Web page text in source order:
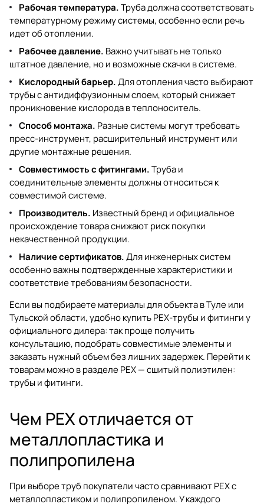
Рабочая температура.Труба должна соответствовать
температурному режиму системы, особенно если речь
идет об отоплении.
Рабочее давление. Важно учитывать не только
штатное давление, но и возможные скачки в системе.
Кислородный барьер.Для отопления часто выбирают
трубы с антидиффузионным слоем, который снижает
проникновение кислорода в теплоноситель.
Способ монтажа. Разные системы могут требовать
пресс-инструмент, расширительный инструмент или
другие монтажные решения.
Совместимость с фитингами.Труба и
соединительные элементы должны относиться к
совместимой системе.
Производитель. Известный бренд и официальное
происхождение товара снижают риск покупки
некачественной продукции.
Наличие сертификатов.Для инженерных систем
особенно важны подтвержденные характеристики и
соответствие требованиям безопасности.
Если вы подбираете материалы для объекта в Туле или
Тульской области, удобно купить PEX-трубы и фитинги у
официального дилера: так проще получить
консультацию, подобрать совместимые элементы и
заказать нужный объем без лишних задержек. Перейти к
товарам можно в разделеPEX — сшитый полиэтилен:
трубы и фитинги.
Чем PEX отличается от
металлопластика и
полипропилена
При выборе труб покупатели часто сравнивают PEX с
металлопластиком и полипропиленом. У каждого